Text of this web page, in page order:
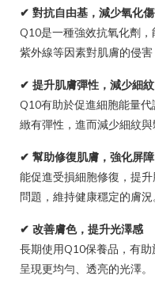
✔ 對抗自由基，減少氧化
Q10是一種強效抗氧化劑，
紫外線等因素對肌膚的侵害
✔ 提升肌膚彈性，減少細紋
Q10有助於促進細胞能量
緻有彈性，進而減少細紋與
✔ 幫助修復肌膚，強化屏障
能促進受損細胞修復，提
問題，維持健康穩定的膚況
✔ 改善膚色，提升光澤感
長期使用Q10保養品，有
呈現更均勻、透亮的光澤。